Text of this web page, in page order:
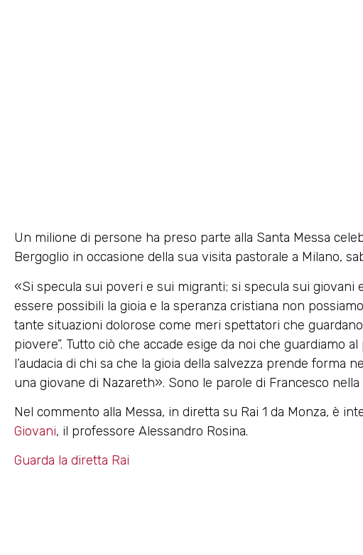
Un milione di persone ha preso parte alla Santa Messa
Bergoglio in occasione della sua visita pastorale a Milano,
«Si specula sui poveri e sui migranti; si specula sui giovani
essere possibili la gioia e la speranza cristiana non
tante situazioni dolorose come meri spettatori che
piovere”. Tutto ciò che accade esige da noi che guardiamo
l’audacia di chi sa che la gioia della salvezza prende forma
una giovane di Nazareth». Sono le parole di Francesco nella
Nel commento alla Messa, in diretta su Rai 1 da Monza, è
Giovani, il professore Alessandro Rosina.
Guarda la diretta Rai